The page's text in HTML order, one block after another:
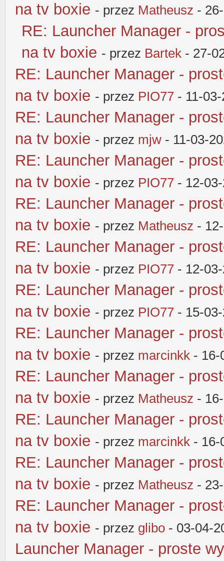
na tv boxie - przez Matheusz -
RE: Launcher Manager -
na tv boxie - przez Bartek - 27-
RE: Launcher Manager -
na tv boxie - przez PIO77 - 11-
RE: Launcher Manager -
na tv boxie - przez mjw - 11-03-
RE: Launcher Manager -
na tv boxie - przez PIO77 - 12-
RE: Launcher Manager -
na tv boxie - przez Matheusz -
RE: Launcher Manager -
na tv boxie - przez PIO77 - 12-
RE: Launcher Manager -
na tv boxie - przez PIO77 - 15-
RE: Launcher Manager -
na tv boxie - przez marcinkk - 16-
RE: Launcher Manager -
na tv boxie - przez Matheusz -
RE: Launcher Manager -
na tv boxie - przez marcinkk - 16-
RE: Launcher Manager -
na tv boxie - przez Matheusz -
RE: Launcher Manager -
na tv boxie - przez glibo - 03-04-
Launcher Manager - proste